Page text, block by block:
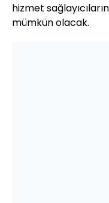
hizmet
mümkün olacak.